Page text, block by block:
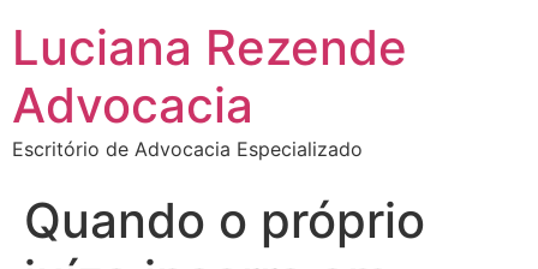
Luciana Rezende
Advocacia
Escritório de Advocacia Especializado
Quando o próprio